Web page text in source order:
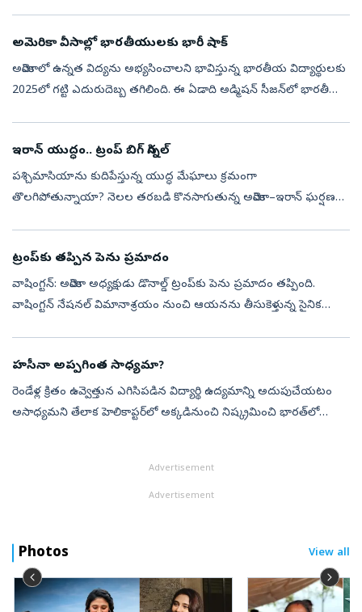
అమెరికా వీసాల్లో భారతీయులకు భారీ షాక్
అమెరికాలో ఉన్నత విద్యను అభ్యసించాలని భావిస్తున్న భారతీయ విద్యార్థులకు
2025లో గట్టి ఎదురుదెబ్బ తగిలింది. ఈ ఏడాది అడ్మిషన్ సీజన్‌లో భారతీయ
ఇరాన్‌ యుద్ధం.. ట్రంప్‌ బిగ్‌ సిగ్నల్‌
పశ్చిమాసియాను కుదిపేస్తున్న యుద్ధ మేఘాలు క్రమంగా
తొలగిపోతున్నాయా? నెలల తరబడి కొనసాగుతున్న అమెరికా–ఇరాన్‌ ఘర్షణకు
ట్రంప్‌కు తప్పిన పెను ప్రమాదం
వాషింగ్టన్‌: అమెరికా అధ్యక్షుడు డొనాల్డ్‌ ట్రంప్‌కు పెను ప్రమాదం తప్పింది.
వాషింగ్టన్‌ నేషనల్‌ విమానాశ్రయం నుంచి ఆయనను తీసుకెళ్తున్న సైనిక
హసీనా అప్పగింత సాధ్యమా?
రెండేళ్ల క్రితం ఉవ్వెత్తున ఎగిసిపడిన విద్యార్థి ఉద్యమాన్ని అదుపుచేయటం
అసాధ్యమని తేలాక హెలికాప్టర్‌లో అక్కడినుంచి నిష్క్రమించి భారత్‌లో
Advertisement
Advertisement
Photos View all